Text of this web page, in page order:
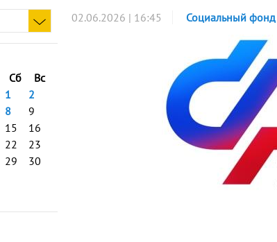
Сб
Вс
1
2
8
9
15
16
22
23
29
30
02.06.2026 | 16:45 Социальный фонд